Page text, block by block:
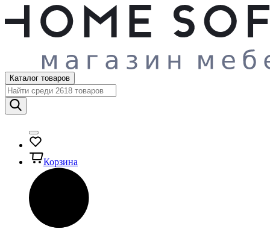
Каталог товаров
Корзина